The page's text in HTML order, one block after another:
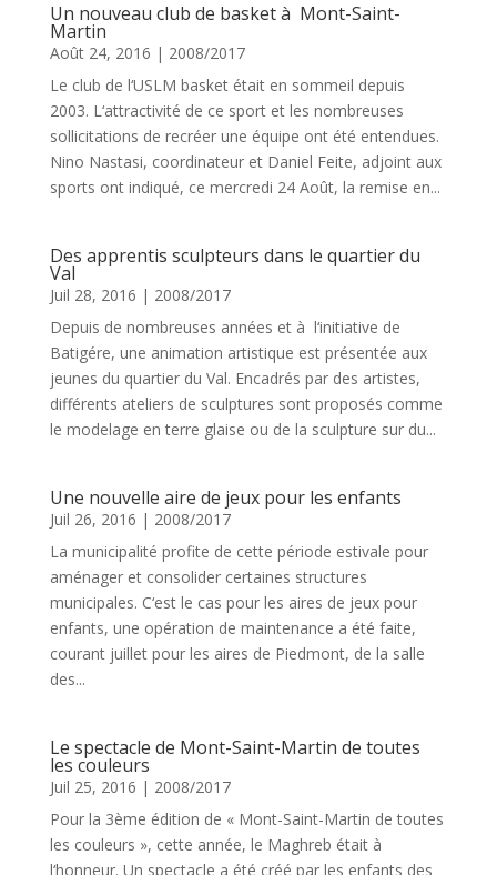
Un nouveau club de basket à Mont-Saint-
Martin
Août 24, 2016 | 2008/2017
Le club de l‘USLM basket était en sommeil depuis
2003. L‘attractivité de ce sport et les nombreuses
sollicitations de recréer une équipe ont été entendues.
Nino Nastasi, coordinateur et Daniel Feite, adjoint aux
sports ont indiqué, ce mercredi 24 Août, la remise en...
Des apprentis sculpteurs dans le quartier du
Val
Juil 28, 2016 | 2008/2017
Depuis de nombreuses années et à l‘initiative de
Batigére, une animation artistique est présentée aux
jeunes du quartier du Val. Encadrés par des artistes,
différents ateliers de sculptures sont proposés comme
le modelage en terre glaise ou de la sculpture sur du...
Une nouvelle aire de jeux pour les enfants
Juil 26, 2016 | 2008/2017
La municipalité profite de cette période estivale pour
aménager et consolider certaines structures
municipales. C‘est le cas pour les aires de jeux pour
enfants, une opération de maintenance a été faite,
courant juillet pour les aires de Piedmont, de la salle
des...
Le spectacle de Mont-Saint-Martin de toutes
les couleurs
Juil 25, 2016 | 2008/2017
Pour la 3ème édition de « Mont-Saint-Martin de toutes
les couleurs », cette année, le Maghreb était à
l‘honneur. Un spectacle a été créé par les enfants des